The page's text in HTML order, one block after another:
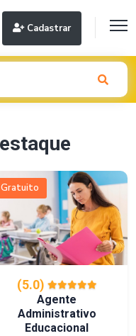
Cadastrar
Gratuito
(5.0)
Agente
Administrativo
Educacional